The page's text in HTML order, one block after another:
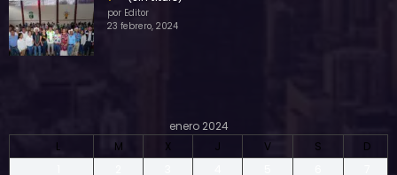
por Editor
23 febrero, 2024
enero 2024
L
M X J V S
D